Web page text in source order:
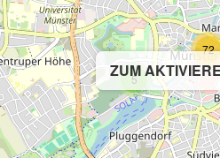
ZUM
5
72